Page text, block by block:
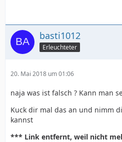
basti1012
Erleuchteter
20. Mai 2018 um 01:06
naja was ist falsch ? Kann man
Kuck dir mal das an und nimm
kannst
*** Link entfernt, weil nicht